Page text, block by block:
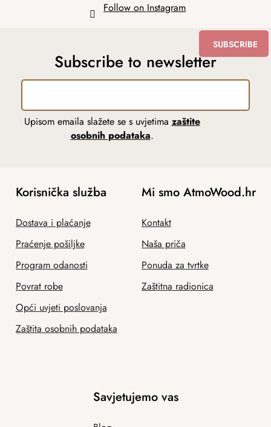
Follow on Instagram
Subscribe to newsletter
Upisom emaila slažete se s uvjetima zaštite
osobnih podataka.
SUBSCRIBE
Korisnička služba
Dostava i plaćanje
Praćenje pošiljke
Program odanosti
Povrat robe
Opći uvjeti poslovanja
Zaštita osobnih podataka
Mi smo AtmoWood.hr
Kontakt
Naša priča
Ponuda za tvrtke
Zaštitna radionica
Savjetujemo vas